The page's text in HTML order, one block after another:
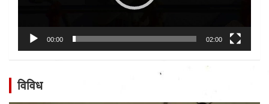
00:00 02:00
विविध